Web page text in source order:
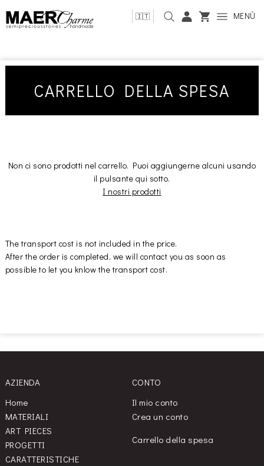
🇮🇹 MENÙ
CARRELLO DELLA SPESA
Non ci sono prodotti nel carrello. Puoi aggiungerne alcuni usando
il pulsante qui sotto.
I nostri prodotti
The transport cost is not included in the price.
After the order is completed, we will contact you as soon as
possible to let you knlow the transport cost.
AZIENDA
Home
MATERIALI
ART PIECES
PROGETTI
CARATTERISTICHE
CONTO
Il mio conto
Crea un conto
Carrello della spesa